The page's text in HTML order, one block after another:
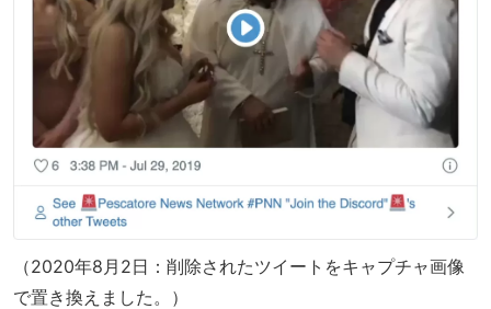
（2020年8月2日：削除されたツイートをキャプチャ画像
で置き換えました。）